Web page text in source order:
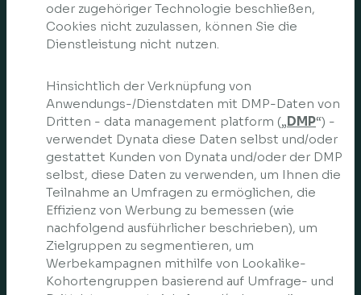
oder zugehöriger Technologie beschließen,
Cookies nicht zuzulassen, können Sie die
Dienstleistung nicht nutzen.
Hinsichtlich der Verknüpfung von
Anwendungs-/Dienstdaten mit DMP-Daten von
Dritten - data management platform („DMP“) -
verwendet Dynata diese Daten selbst und/oder
gestattet Kunden von Dynata und/oder der DMP
selbst, diese Daten zu verwenden, um Ihnen die
Teilnahme an Umfragen zu ermöglichen, die
Effizienz von Werbung zu bemessen (wie
nachfolgend ausführlicher beschrieben), um
Zielgruppen zu segmentieren, um
Werbekampagnen mithilfe von Lookalike-
Kohortengruppen basierend auf Umfrage- und